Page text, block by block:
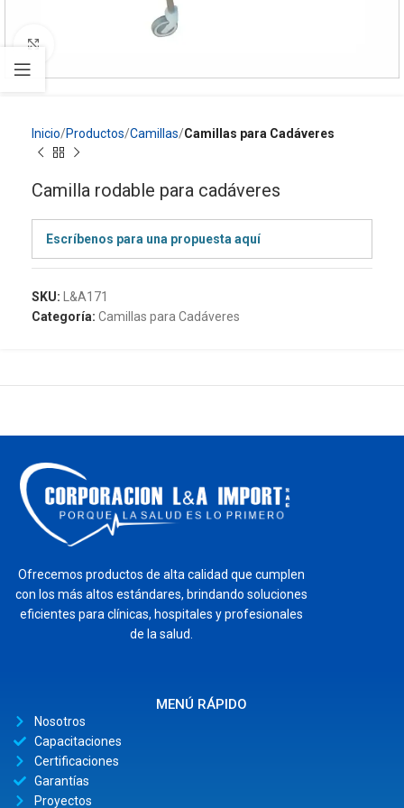
Inicio Productos Camillas Camillas para Cadáveres
Camilla rodable para cadáveres
Escríbenos para una propuesta aquí
SKU:
L&A171
Categoría: Camillas para Cadáveres
Ofrecemos productos de alta calidad que cumplen
con los más altos estándares, brindando soluciones
eficientes para clínicas, hospitales y profesionales
de la salud.
MENÚ RÁPIDO
Nosotros
Capacitaciones
Certificaciones
Garantías
Proyectos